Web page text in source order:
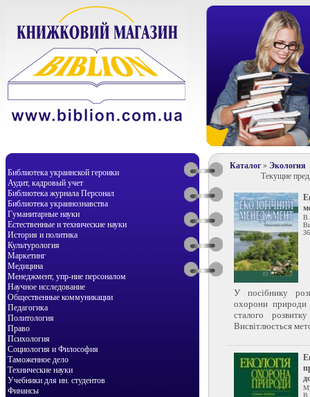
Библиотека украинской героики
Аудит, кадровый учет
Библиотека журнала Персонал
Библиотека украинознавства
Гуманитарные науки
Естественные и технические науки
История и политика
Культурология
Маркетинг
Медицина
Менеджмент, упр-ние персоналом
Научное исследование
Общественные коммуникации
Педагогика
Политология
Право
Психология
Социология и Философия
Таможенное дело
Технические науки
Учебники для ин. студентов
Финансы
Каталог» Экология
Текущие
У посібнику
охорони природи
сталого
Висвітлюється